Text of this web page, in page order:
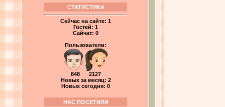
СТАТИСТИКА
Сейчас на сайте: 1
Гостей: 1
Сайчат: 0
Пользователи:
848 2127
Новых за месяц: 2
Новых сегодня: 0
НАС ПОСЕТИЛИ